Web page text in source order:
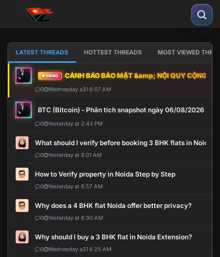
LATEST THREADS HOTTEST THREADS MOST VIEWED
VÀNG CẢNH BÁO BẢO MẬT &amp; NỘI QUY CỘNG
0 Wednesday a31 6:07 AM
BTC (Bitcoin) - Phân tích snapshot ngày 06/08/2026
0 Yesterday at 2:43 PM
What should I verify before booking 3 BHK flats in Noida?
0 Yesterday at 8:01 AM
How to Verify property in Noida Step by Step
0 Yesterday at 6:57 AM
Why does a 4 BHK flat Noida offer better privacy?
0 Yesterday at 6:30 AM
Why should I buy a 3 BHK flat in Noida Extension?
0 Wednesday a31 6:25 AM